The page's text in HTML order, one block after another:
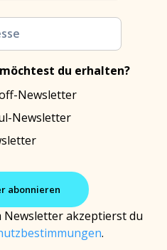
du erhalten?
Newsletter
Newsletter
Newsletter akzeptierst du
.